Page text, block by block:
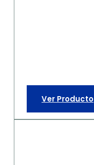
Ver Producto